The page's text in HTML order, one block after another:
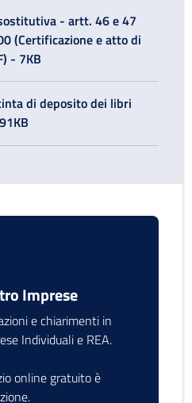
- artt. 46 e 47
(Certificazione e atto di
- 7KB
di deposito dei libri
Imprese
e chiarimenti in
Individuali e REA.
online gratuito è